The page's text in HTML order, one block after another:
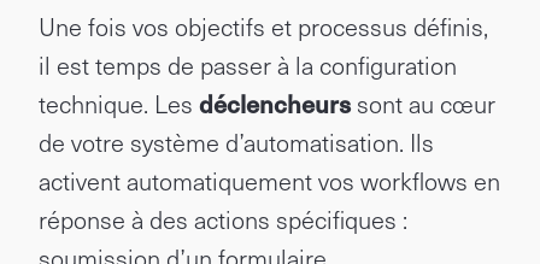
Une fois vos objectifs et processus définis,
il est temps de passer à la configuration
technique. Les déclencheurssont au cœur
de votre système d’automatisation. Ils
activent automatiquement vos workflows en
réponse à des actions spécifiques :